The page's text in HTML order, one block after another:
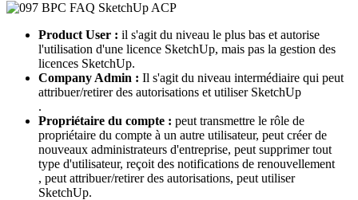
Product User : il s'agit du niveau le plus bas et autorise
l'utilisation d'une licence SketchUp, mais pas la gestion des
licences SketchUp.
Company Admin : Il s'agit du niveau intermédiaire qui peut
attribuer/retirer des autorisations et utiliser SketchUp
.
Propriétaire du compte : peut transmettre le rôle de
propriétaire du compte à un autre utilisateur, peut créer de
nouveaux administrateurs d'entreprise, peut supprimer tout
type d'utilisateur, reçoit des notifications de renouvellement
, peut attribuer/retirer des autorisations, peut utiliser
SketchUp.